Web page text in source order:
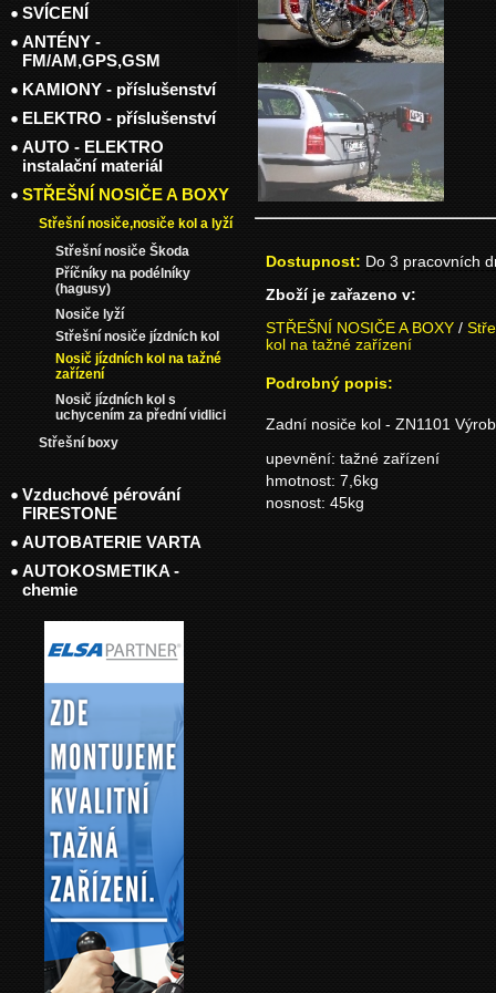
Dostupnost: Do 3 pracovních
Zboží je zařazeno v:
STŘEŠNÍ NOSIČE A BOXY /
kol na tažné zařízení
Podrobný popis:
Zadní nosiče kol - ZN1101
upevnění: tažné zařízení
hmotnost: 7,6kg
nosnost: 45kg
SVÍCENÍ
ANTÉNY -
FM/AM,GPS,GSM
KAMIONY - příslušenství
ELEKTRO - příslušenství
AUTO - ELEKTRO
instalační materiál
STŘEŠNÍ NOSIČE A BOXY
Střešní nosiče,nosiče kol a lyží
Střešní nosiče Škoda
Příčníky na podélníky
(hagusy)
Nosiče lyží
Střešní nosiče jízdních kol
Nosič jízdních kol na tažné
zařízení
Nosič jízdních kol s
uchycením za přední vidlici
Střešní boxy
Vzduchové pérování
FIRESTONE
AUTOBATERIE VARTA
AUTOKOSMETIKA -
chemie